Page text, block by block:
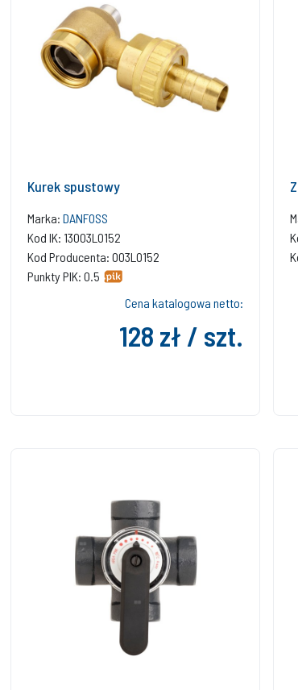
Kurek spustowy
Marka: DANFOSS
Kod IK: 13003L0152
Kod Producenta: 003L0152
Punkty PIK: 0.5
Cena katalogowa netto:
128 zł / szt.